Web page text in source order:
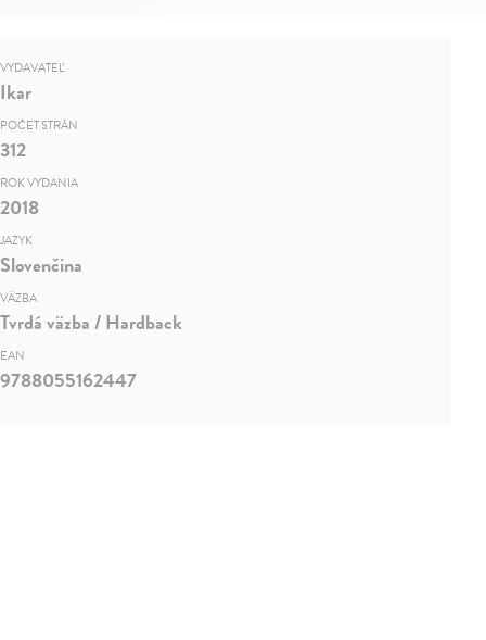
VYDAVATEĽ
Ikar
POČET STRÁN
312
ROK VYDANIA
2018
JAZYK
Slovenčina
VÄZBA
Tvrdá väzba / Hardback
EAN
9788055162447